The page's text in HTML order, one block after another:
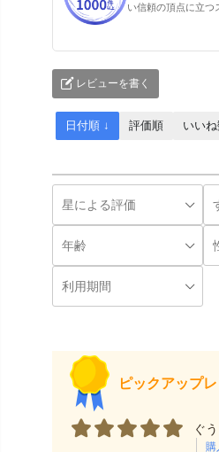
い信頼の頂点に立つ
レビューを書く
日付順 ↓ 評価順 いい
ピックアップ
ぐ